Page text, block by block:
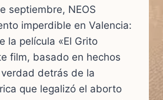
septiembre, NEOS
imperdible en Valencia:
la película «El Grito
film, basado en hechos
detrás de la
que legalizó el aborto